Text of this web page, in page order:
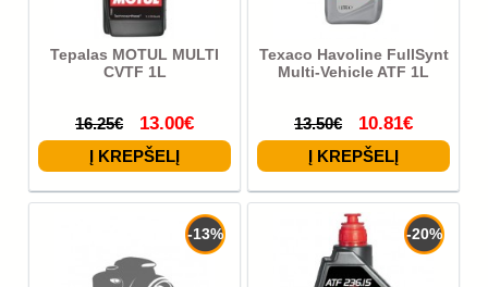
Tepalas MOTUL MULTI
CVTF 1L
16.25€ 13.00€
Texaco Havoline FullSynt
Multi-Vehicle ATF 1L
13.50€ 10.81€
-13% -20%